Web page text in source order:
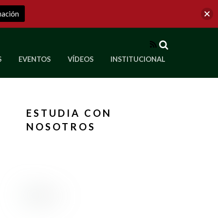
RSS
EVENTOS VÍDEOS INSTITUCIONAL
ESTUDIA CON
NOSOTROS